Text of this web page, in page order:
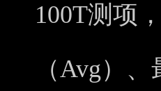
100T测项
（Avg）